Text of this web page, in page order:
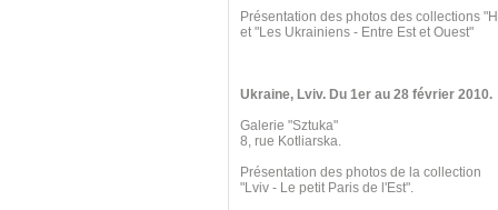
Présentation des photos des collections
et "Les Ukrainiens - Entre Est et Ouest"
Ukraine, Lviv. Du 1er au 28 février 2010.
Galerie "Sztuka"
8, rue Kotliarska.
Présentation des photos de la collection
"Lviv - Le petit Paris de l'Est".